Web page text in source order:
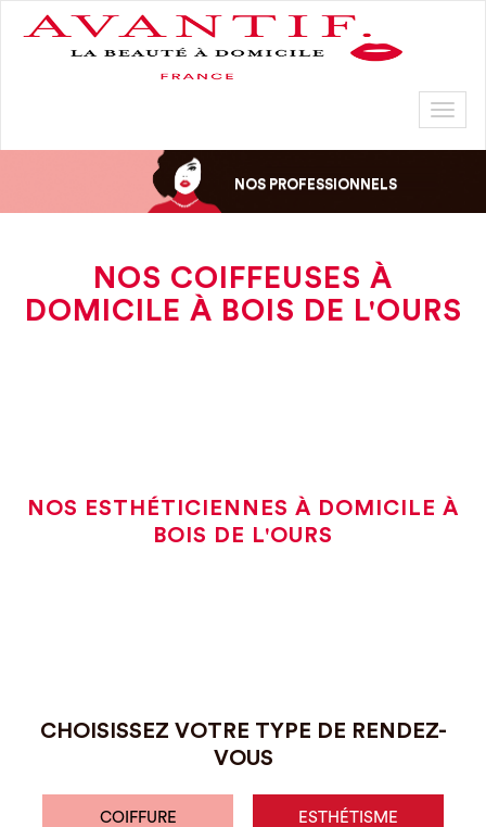
NOS PROFESSIONNELS
NOS COIFFEUSES À
DOMICILE À BOIS DE L'OURS
NOS ESTHÉTICIENNES À DOMICILE À
BOIS DE L'OURS
CHOISISSEZ VOTRE TYPE DE RENDEZ-
VOUS
COIFFURE ESTHÉTISME